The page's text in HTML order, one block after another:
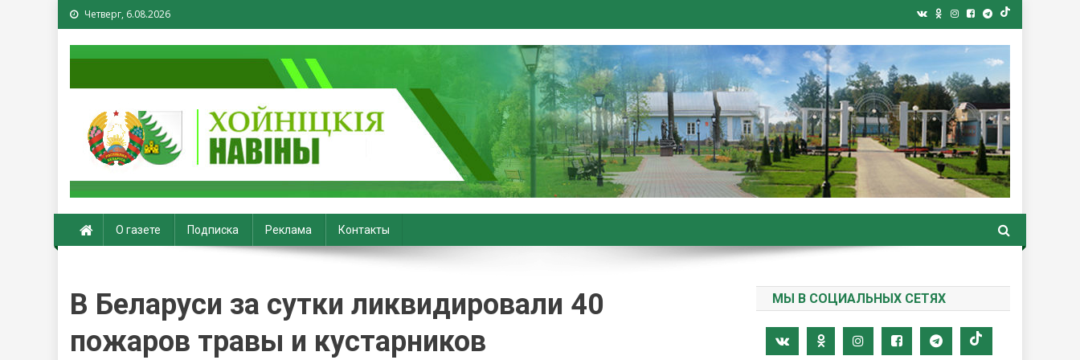
Четверг, 6.08.2026
Хойники. Хойнiцкiя навiны. Новости Хойник. Районная газета
О газете Подписка Реклама Контакты
В Беларуси за сутки ликвидировали 40
пожаров травы и кустарников
МЫ В СОЦИАЛЬНЫХ СЕТЯХ